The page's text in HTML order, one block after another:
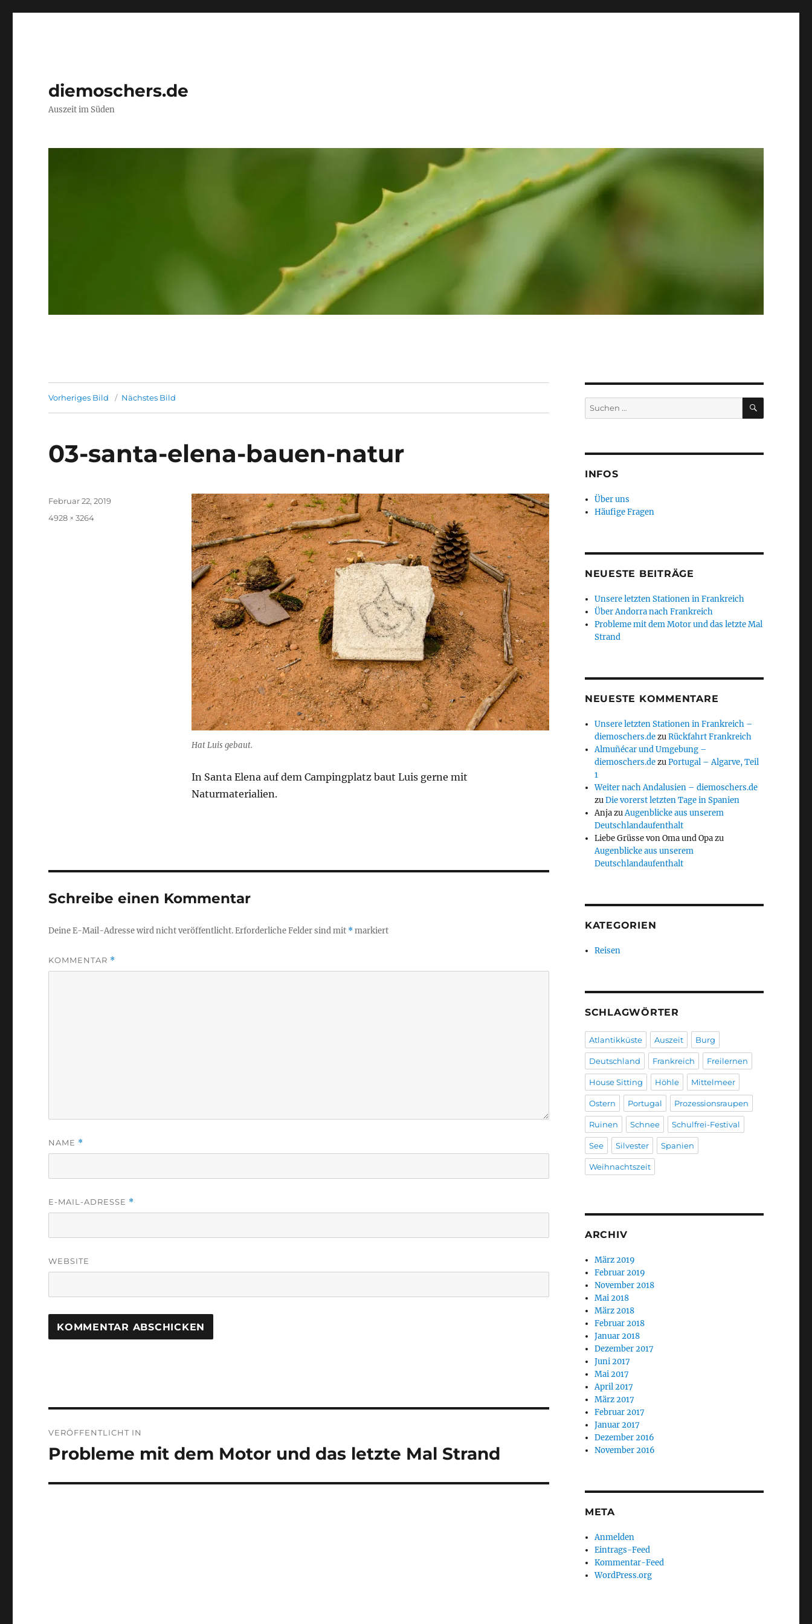
diemoschers.de
Auszeit im Süden
Vorheriges Bild Nächstes Bild
03-santa-elena-bauen-natur
Hat Luis gebaut.
In Santa Elena auf dem Campingplatz baut Luis gerne mit
Naturmaterialien.
Veröffentlicht
Februar 22, 2019
Originalgröße
4928 × 3264
Schreibe einen Kommentar
Deine E-Mail-Adresse wird nicht veröffentlicht.Erforderliche Felder sind mit *markiert
KOMMENTAR *
NAME *
E-MAIL-ADRESSE *
WEBSITE
VERÖFFENTLICHT IN
Probleme mit dem Motor und das letzte Mal Strand
Suchen
nach:
SUCHEN
INFOS
Über uns
Häufige Fragen
NEUESTE BEITRÄGE
Unsere letzten Stationen in Frankreich
Über Andorra nach Frankreich
Probleme mit dem Motor und das letzte Mal
Strand
NEUESTE KOMMENTARE
Unsere letzten Stationen in Frankreich –
diemoschers.dezuRückfahrt Frankreich
Almuñécar und Umgebung –
diemoschers.dezuPortugal – Algarve, Teil
1
Weiter nach Andalusien – diemoschers.de
zuDie vorerst letzten Tage in Spanien
AnjazuAugenblicke aus unserem
Deutschlandaufenthalt
Liebe Grüsse von Oma und Opazu
Augenblicke aus unserem
Deutschlandaufenthalt
KATEGORIEN
Reisen
SCHLAGWÖRTER
Atlantikküste Auszeit Burg
Deutschland Frankreich Freilernen
House Sitting Höhle Mittelmeer
Ostern Portugal Prozessionsraupen
Ruinen Schnee Schulfrei-Festival
See Silvester Spanien
Weihnachtszeit
ARCHIV
März 2019
Februar 2019
November 2018
Mai 2018
März 2018
Februar 2018
Januar 2018
Dezember 2017
Juni 2017
Mai 2017
April 2017
März 2017
Februar 2017
Januar 2017
Dezember 2016
November 2016
META
Anmelden
Eintrags-Feed
Kommentar-Feed
WordPress.org